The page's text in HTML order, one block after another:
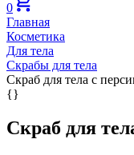
0
Главная
Косметика
Для тела
Скрабы для тела
Скраб для тела с
{}
Скраб для